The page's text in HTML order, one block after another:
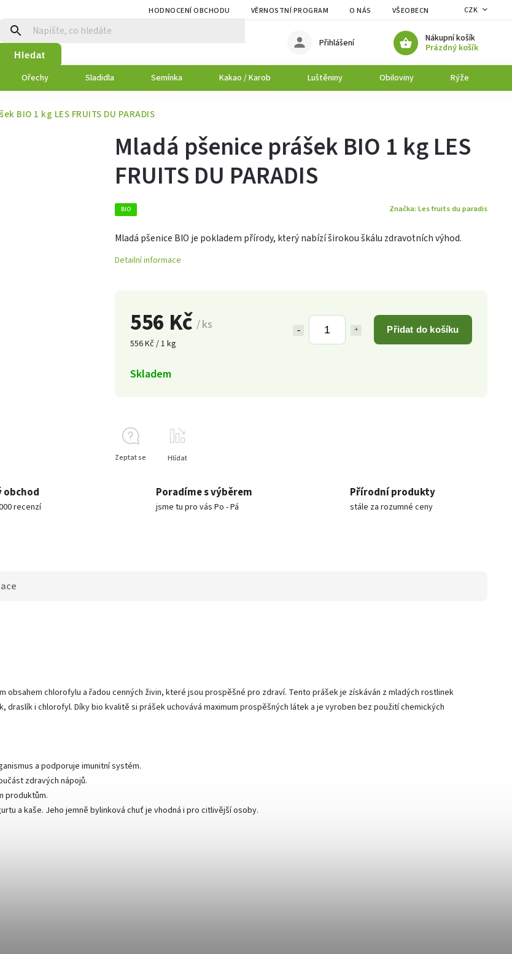
HODNOCENÍ OBCHODU VĚRNOSTNÍ PROGRAM O NÁS VŠEOBECNÉ OBCHODNÍ PODMÍNKY
CZK
Hledat
Nákupní košík
Prázdný košík
Přihlášení
Ořechy Sladidla Semínka Kakao / Karob Luštěniny Obiloviny Rýže
BIO 1 kg LES FRUITS DU PARADIS
556 Kč / ks
556 Kč / 1 kg
Přidat do košíku
Skladem
Mladá pšenice prášek BIO 1 kg LES
FRUITS DU PARADIS
BIO Značka: Les fruits du paradis
Mladá pšenice BIO je pokladem přírody, který nabízí širokou škálu zdravotních výhod.
Detailní informace
Zeptat se Hlídat
obchod
recenzí
Poradíme s výběrem
jsme tu pro vás Po - Pá
Přírodní produkty
stále za rozumné ceny
chlorofylu a řadou cenných živin, které jsou prospěšné pro zdraví. Tento prášek je získáván z mladých rostlinek
i chlorofyl. Díky bio kvalitě si prášek uchovává maximum prospěšných látek a je vyroben bez použití chemických
a podporuje imunitní systém.
zdravých nápojů.
produktům.
a kaše. Jeho jemně bylinková chuť je vhodná i pro citlivější osoby.